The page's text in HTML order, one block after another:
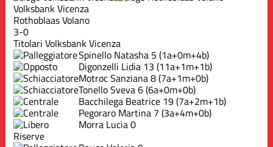
Volksbank Vicenza
Rothoblaas Volano
3-0
Titolari Volksbank Vicenza
Spinello Natasha 5 (1a+0m+4b)
Digonzelli Lidia 13 (11a+1m+1b)
Motroc Sanziana8(7a+1m+0b)
Tonello Sveva6(6a+0m+0b)
Bacchilega Beatrice 19(7a+2m+1b)
Pegoraro Martina 7 (3a+4m+0b)
Morra Lucia0
Riserve